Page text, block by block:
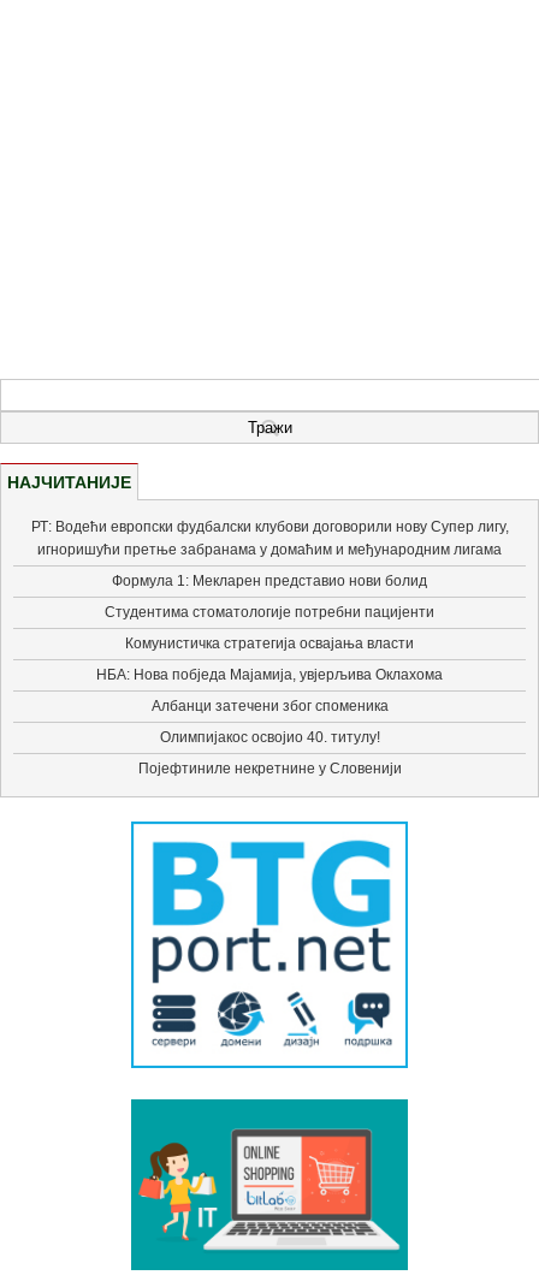
НАЈЧИТАНИЈЕ
РТ: Водећи европски фудбалски клубови договорили нову Супер лигу,
игноришући претње забранама у домаћим и међународним лигама
Формула 1: Мекларен представио нови болид
Студентима стоматологије потребни пацијенти
Комунистичка стратегија освајања власти
НБА: Нова побједа Мајамија, увјерљива Оклахома
Албанци затечени због споменика
Олимпијакос освојио 40. титулу!
Појефтиниле некретнине у Словенији